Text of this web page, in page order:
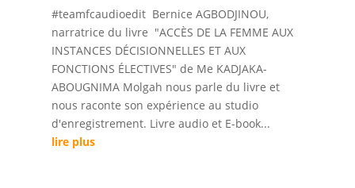
#teamfcaudioedit Bernice AGBODJINOU,
narratrice du livre "ACCÈS DE LA FEMME AUX
INSTANCES DÉCISIONNELLES ET AUX
FONCTIONS ÉLECTIVES" de Me KADJAKA-
ABOUGNIMA Molgah nous parle du livre et
nous raconte son expérience au studio
d'enregistrement. Livre audio et E-book...
lire plus